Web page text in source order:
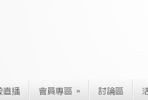
直播 會員專區 » 討論區